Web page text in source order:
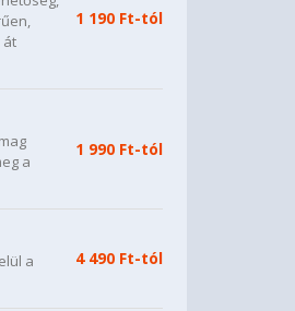
át
1 190 Ft-tól
a
1 990 Ft-tól
a
4 490 Ft-tól